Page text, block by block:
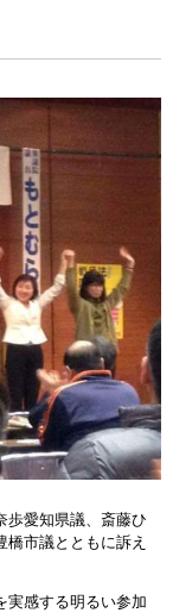
愛知県議、斎藤ひ
市議とともに訴え
感する明るい参加